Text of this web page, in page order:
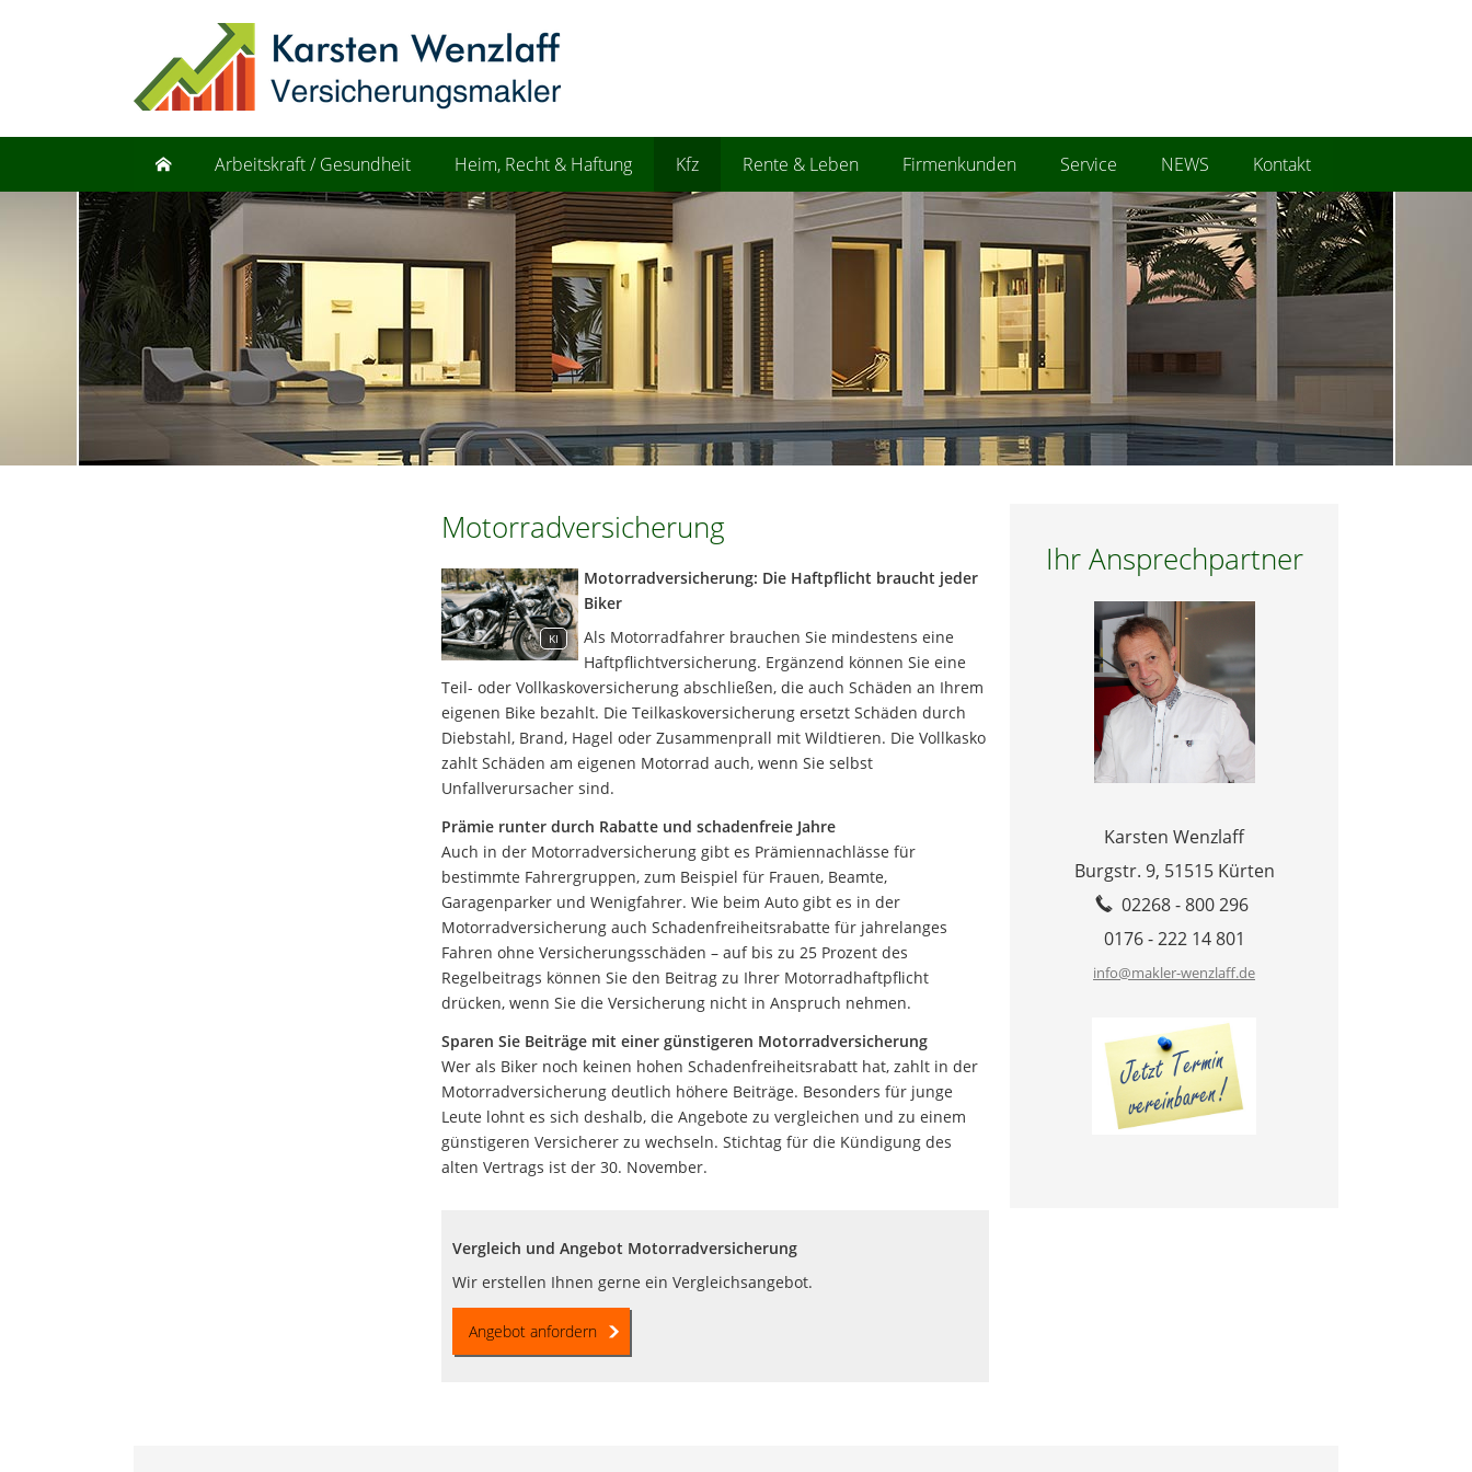
Arbeitskraft / Gesundheit Heim, Recht & Haftung Kfz Rente & Leben Firmenkunden Service NEWS Kontakt
Ihr Ansprechpartner
Karsten Wenzlaff
Burgstr. 9, 51515 Kürten
02268 - 800 296
0176 - 222 14 801
info@makler-wenzlaff.de
Motorradversicherung
KI
Motorradversicherung: Die Haftpflicht braucht jeder
Biker
Als Motorradfahrer brauchen Sie mindestens eine
Haftpflichtversicherung. Ergänzend können Sie eine
Teil- oder Vollkaskoversicherung abschließen, die auch Schäden an Ihrem
eigenen Bike bezahlt. Die Teilkaskoversicherung ersetzt Schäden durch
Diebstahl, Brand, Hagel oder Zusammenprall mit Wildtieren. Die Vollkasko
zahlt Schäden am eigenen Motorrad auch, wenn Sie selbst
Unfallverursacher sind.
Prämie runter durch Rabatte und schadenfreie Jahre
Auch in der Motorradversicherung gibt es Prämiennachlässe für
bestimmte Fahrergruppen, zum Beispiel für Frauen, Beamte,
Garagenparker und Wenigfahrer. Wie beim Auto gibt es in der
Motorradversicherung auch Schadenfreiheitsrabatte für jahrelanges
Fahren ohne Versicherungsschäden – auf bis zu 25 Prozent des
Regelbeitrags können Sie den Beitrag zu Ihrer Motorradhaftpflicht
drücken, wenn Sie die Versicherung nicht in Anspruch nehmen.
Sparen Sie Beiträge mit einer günstigeren Motorradversicherung
Wer als Biker noch keinen hohen Schadenfreiheitsrabatt hat, zahlt in der
Motorradversicherung deutlich höhere Beiträge. Besonders für junge
Leute lohnt es sich deshalb, die Angebote zu vergleichen und zu einem
günstigeren Versicherer zu wechseln. Stichtag für die Kündigung des
alten Vertrags ist der 30. November.
Vergleich und Angebot Motorradversicherung
Wir erstellen Ihnen gerne ein Vergleichsangebot.
Angebot anfordern